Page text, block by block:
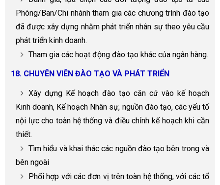
Phòng/Ban/Chi nhánh tham gia các chương trình đào tạo
đã được xây dựng nhằm phát triển nhân sự theo yêu cầu
phát triển kinh doanh.
Tham gia các hoạt động đào tạo khác của ngân hàng.
18. CHUYÊN VIÊN ĐÀO TẠO VÀ PHÁT TRIỂN
Xây dựng Kế hoạch đào tạo căn cứ vào kế hoạch
Kinh doanh, Kế hoạch Nhân sự, nguồn đào tạo, các yếu tố
nội lực cho toàn hệ thống và điều chỉnh kế hoạch khi cần
thiết.
Tìm hiểu và khai thác các nguồn đào tạo bên trong và
bên ngoài
Phối hợp với các đơn vị trên toàn hệ thống, với các tổ